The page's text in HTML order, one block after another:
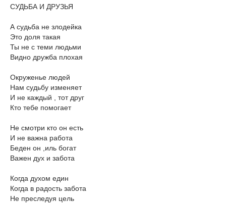
СУДЬБА И ДРУЗЬЯ
А судьба не злодейка
Это доля такая
Ты не с теми людьми
Видно дружба плохая
Окруженье людей
Нам судьбу изменяет
И не каждый , тот друг
Кто тебе помогает
Не смотри кто он есть
И не важна работа
Беден он ,иль богат
Важен дух и забота
Когда духом един
Когда в радость забота
Не преследуя цель